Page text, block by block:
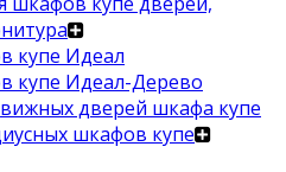
купе Идеал
купе Идеал-Дерево
дверей шкафа купе
шкафов купе